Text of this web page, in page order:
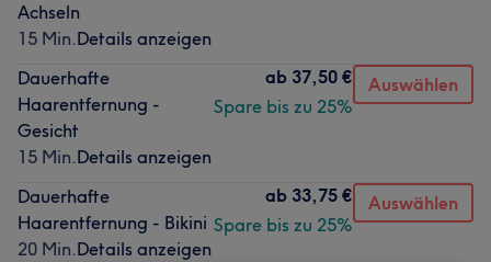
Achseln
15 Min.Details anzeigen
Dauerhafte
Haarentfernung -
Gesicht
15 Min.Details anzeigen
ab 37,50 €
Spare bis zu 25%
Auswählen
Dauerhafte
Haarentfernung - Bikini
20 Min.Details anzeigen
ab 33,75 €
Spare bis zu 25%
Auswählen